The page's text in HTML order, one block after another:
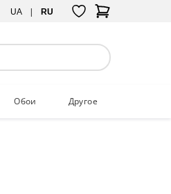
UA RU
Обои Другое